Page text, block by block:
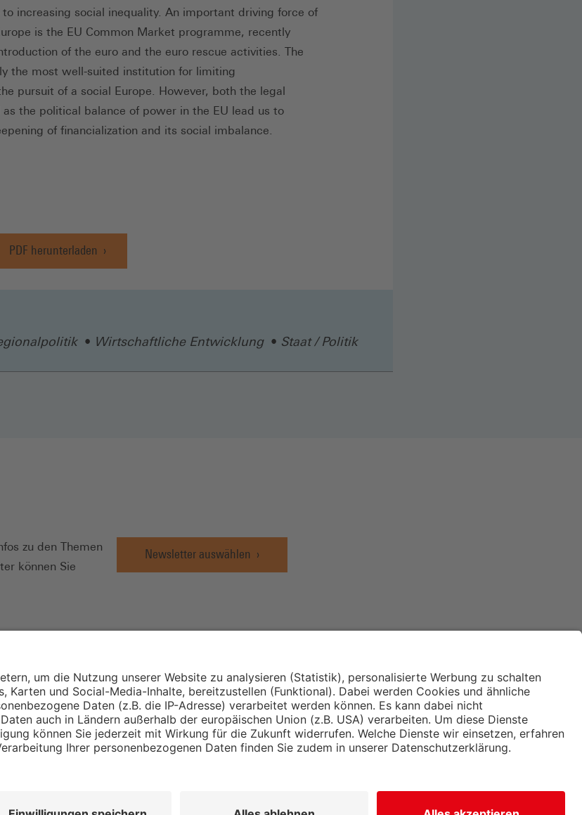
increasing social inequality. An important driving force of
is the EU Common Market programme, recently
of the euro and the euro rescue activities. The
the most well-suited institution for limiting
pursuit of a social Europe. However, both the legal
the political balance of power in the EU lead us to
of financialization and its social imbalance.
PDF herunterladen
(Öffnet
in
Wirtschaftliche Entwicklung Staat / Politik
zu den Themen
können Sie
Newsletter auswählen
Wirtschafts- und
Sozialwissenschaftliches
Institut
Institut für Makroökonomie
und Konjunkturforschung